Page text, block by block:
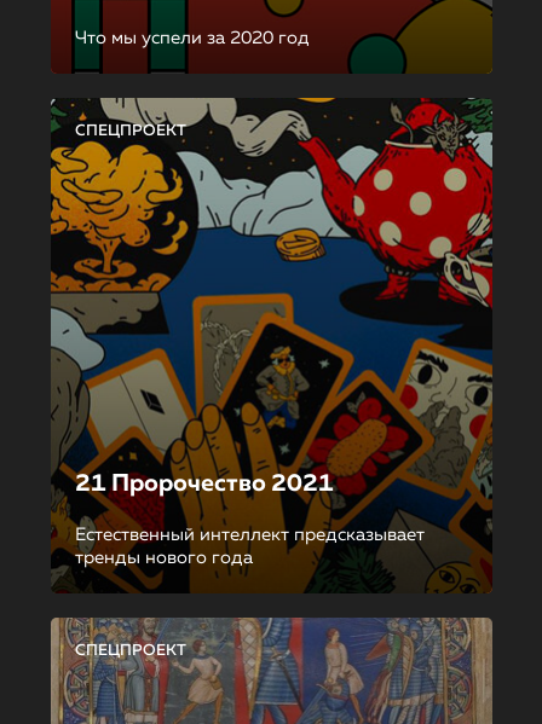
Что мы успели за 2020 год
СПЕЦПРОЕКТ
21 Пророчество 2021
Естественный интеллект предсказывает
тренды нового года
СПЕЦПРОЕКТ